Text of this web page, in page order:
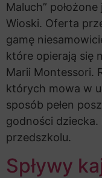
Maluch”
Wioski. Oferta
gamę
które opierają się
Marii Montessori.
których mowa w
sposób pełen
godności
przedszkolu.
Spływy